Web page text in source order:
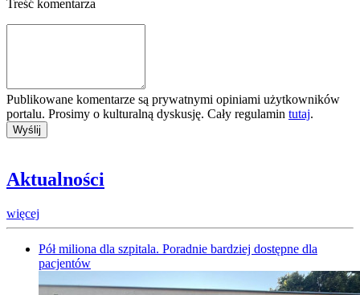
Treść komentarza
Publikowane komentarze są prywatnymi opiniami użytkowników
portalu. Prosimy o kulturalną dyskusję. Cały regulamin tutaj.
Aktualności
więcej
Pół miliona dla szpitala. Poradnie bardziej dostępne dla
pacjentów